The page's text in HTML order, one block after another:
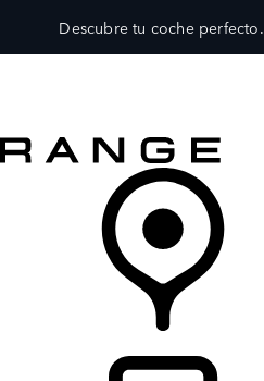
Descubre tu coche perfecto.